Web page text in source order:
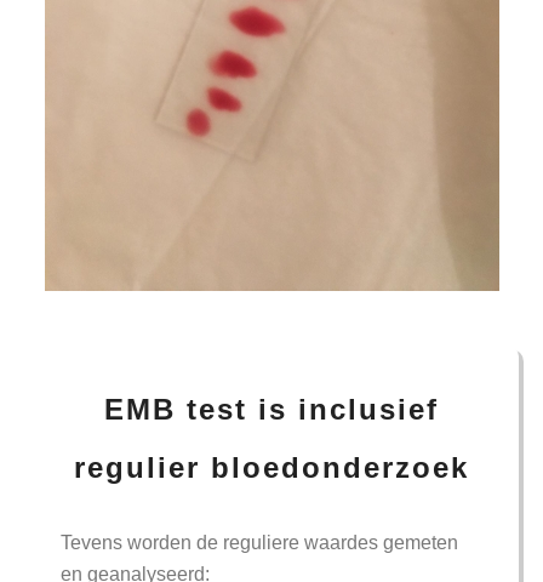
EMB test is inclusief
regulier bloedonderzoek
Tevens worden de reguliere waardes gemeten
en geanalyseerd: